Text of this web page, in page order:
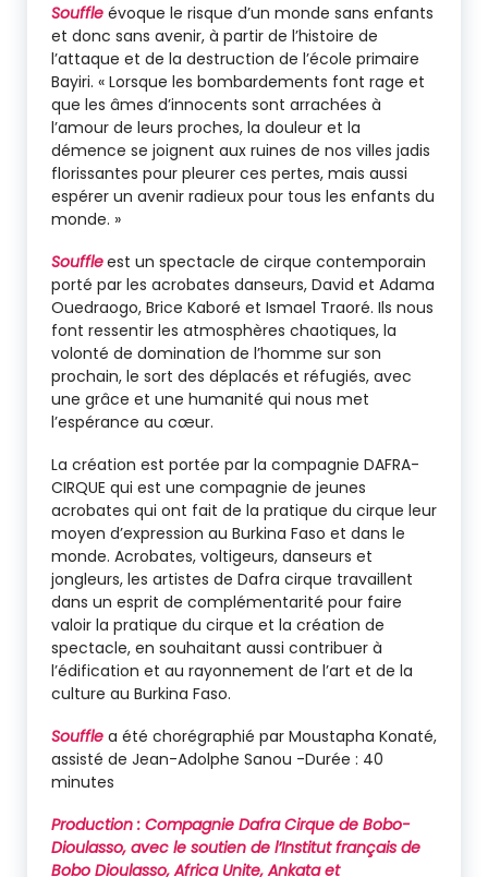
Souffle évoque le risque d’un monde sans enfants
et donc sans avenir, à partir de l’histoire de
l’attaque et de la destruction de l’école primaire
Bayiri. « Lorsque les bombardements font rage et
que les âmes d’innocents sont arrachées à
l’amour de leurs proches, la douleur et la
démence se joignent aux ruines de nos villes jadis
florissantes pour pleurer ces pertes, mais aussi
espérer un avenir radieux pour tous les enfants du
monde. »
Souffleest un spectacle de cirque contemporain
porté par les acrobates danseurs, David et Adama
Ouedraogo, Brice Kaboré et Ismael Traoré. Ils nous
font ressentir les atmosphères chaotiques, la
volonté de domination de l’homme sur son
prochain, le sort des déplacés et réfugiés, avec
une grâce et une humanité qui nous met
l’espérance au cœur.
La création est portée par la compagnie DAFRA-
CIRQUE qui est une compagnie de jeunes
acrobates qui ont fait de la pratique du cirque leur
moyen d’expression au Burkina Faso et dans le
monde. Acrobates, voltigeurs, danseurs et
jongleurs, les artistes de Dafra cirque travaillent
dans un esprit de complémentarité pour faire
valoir la pratique du cirque et la création de
spectacle, en souhaitant aussi contribuer à
l’édification et au rayonnement de l’art et de la
culture au Burkina Faso.
Souffle a été chorégraphié par Moustapha Konaté,
assisté de Jean-Adolphe Sanou -Durée : 40
minutes
Production : Compagnie Dafra Cirque de Bobo-
Dioulasso, avec le soutien de l’Institut français de
Bobo Dioulasso, Africa Unite, Ankata et